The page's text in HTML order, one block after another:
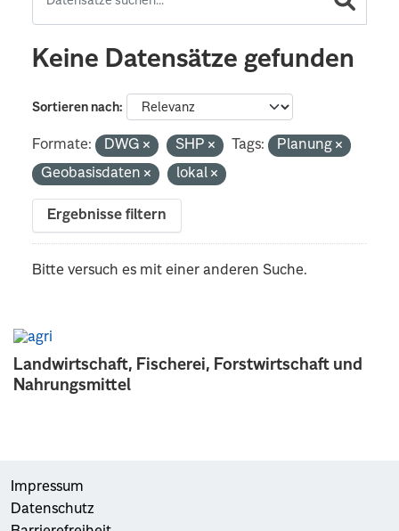
Landwirtschaft, Fischerei, Forstwirtschaft und
Nahrungsmittel
Keine Datensätze gefunden
Sortieren nach
Formate: DWG SHP Tags:
Planung
Geobasisdaten
lokal
Ergebnisse filtern
Bitte versuch es mit einer anderen Suche.
Impressum
Datenschutz